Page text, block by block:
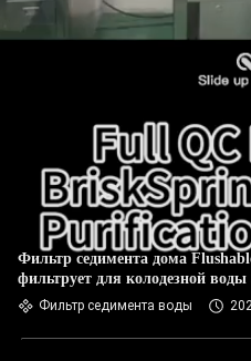
Фильтр седимента дома
фильтрует для колодезной воды
Фильтр седимента воды